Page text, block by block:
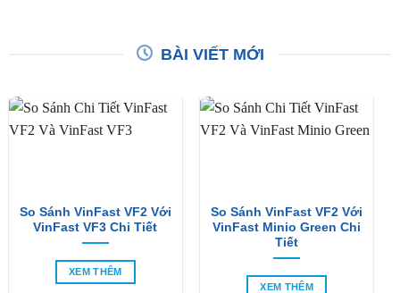
BÀI VIẾT MỚI
So Sánh VinFast VF2 Với
VinFast VF3 Chi Tiết
XEM THÊM
So Sánh VinFast VF2 Với
VinFast Minio Green Chi
Tiết
XEM THÊM